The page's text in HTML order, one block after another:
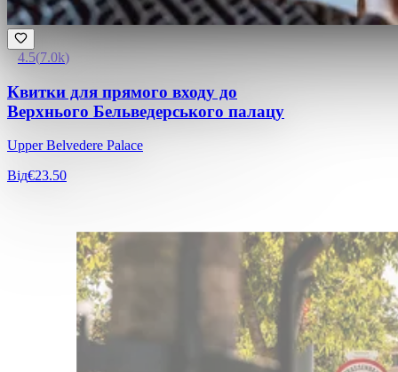
4.5(7.0k)
Квитки для прямого входу до
Верхнього Бельведерського палацу
Upper Belvedere Palace
Від€23.50